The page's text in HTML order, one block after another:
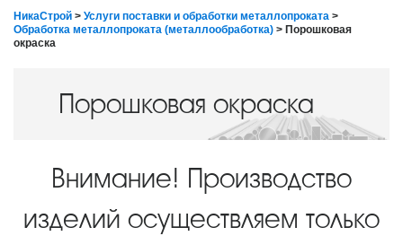
НикаСтрой > Услуги поставки и обработки металлопроката >
Обработка металлопроката (металлообработка) > Порошковая
окраска
Порошковая окраска
Внимание! Производство
изделий осуществляем только